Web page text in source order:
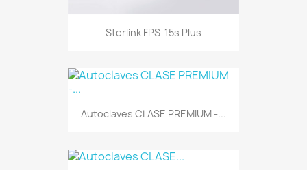
Sterlink FPS-15s Plus
Autoclaves CLASE PREMIUM -...